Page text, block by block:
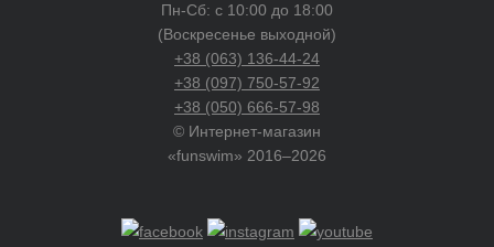
Пн-Сб: с 10:00 до 18:00
(Воскресенье выходной)
+38 (063) 136-44-24
+38 (097) 750-57-92
+38 (050) 666-57-98
© Интернет-магазин
«funswim» 2016–2026